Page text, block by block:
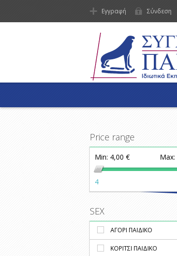
Εγγραφή Σύνδεση
Price range
Min: 4,00 € Max:
4
SEX
ΑΓΟΡΙ ΠΑΙΔΙΚΟ
ΚΟΡΙΤΣΙ ΠΑΙΔΙΚΟ